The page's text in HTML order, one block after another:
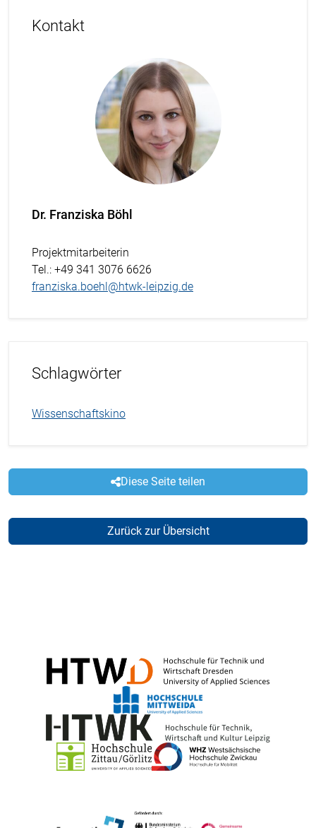
Kontakt
Dr. Franziska Böhl
Projektmitarbeiterin
Tel.: +49 341 3076 6626
franziska.boehl@htwk-leipzig.de
Schlagwörter
Wissenschaftskino
Diese Seite teilen
Zurück zur Übersicht